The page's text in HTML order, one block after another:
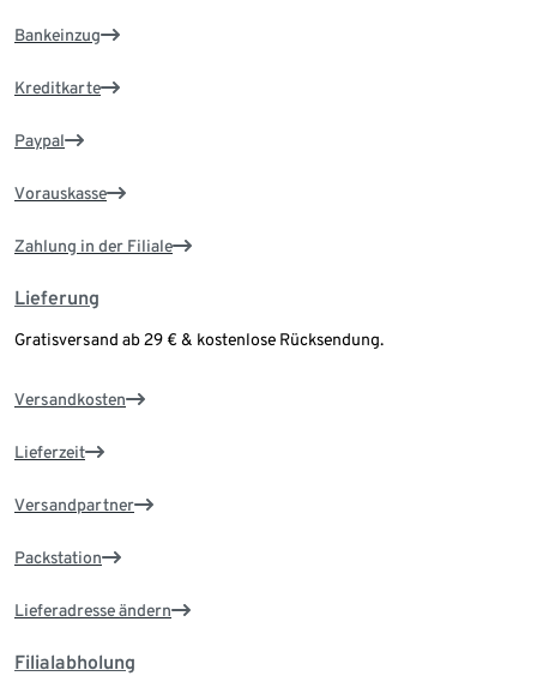
Bankeinzug
Kreditkarte
Paypal
Vorauskasse
Zahlung in der Filiale
Lieferung
Gratisversand ab 29 € & kostenlose Rücksendung.
Versandkosten
Lieferzeit
Versandpartner
Packstation
Lieferadresse ändern
Filialabholung